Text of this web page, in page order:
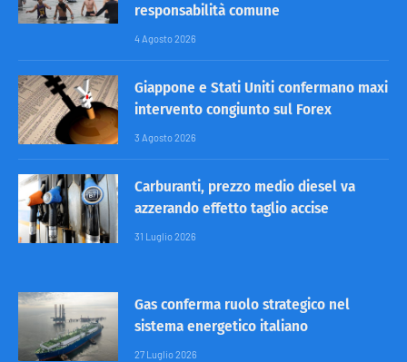
responsabilità comune
4 Agosto 2026
Giappone e Stati Uniti confermano maxi
intervento congiunto sul Forex
3 Agosto 2026
Carburanti, prezzo medio diesel va
azzerando effetto taglio accise
31 Luglio 2026
Gas conferma ruolo strategico nel
sistema energetico italiano
27 Luglio 2026